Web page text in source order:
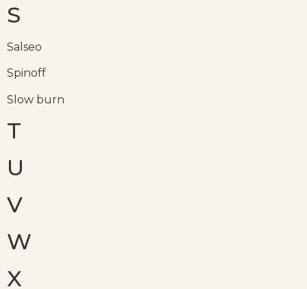
S
Salseo
Spinoff
Slow burn
T
U
V
W
X